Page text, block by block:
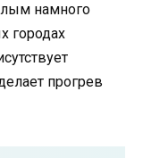
намного
городах
прогрев